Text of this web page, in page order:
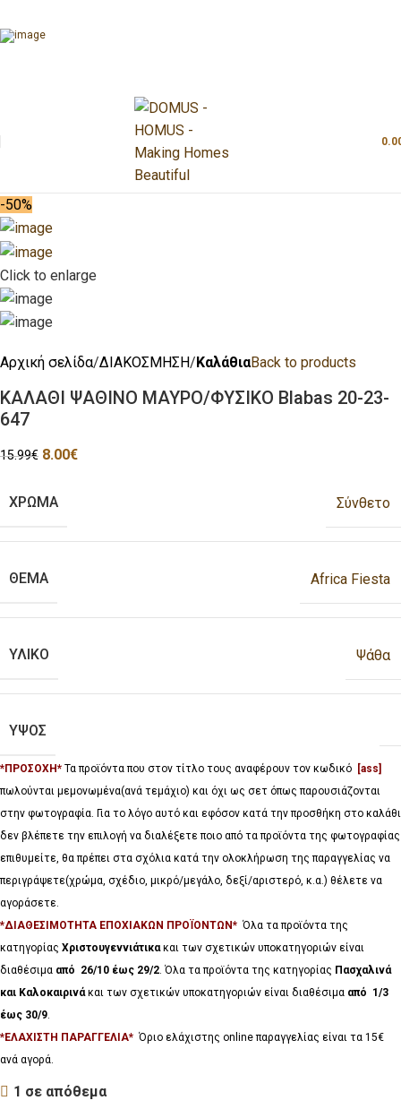
-50%
Click to enlarge
Αρχική σελίδα ΔΙΑΚΟΣΜΗΣΗ ΚαλάθιαBack to products
ΚΑΛΑΘΙ ΨΑΘΙΝΟ ΜΑΥΡΟ/ΦΥΣΙΚΟ Blabas 20-23-
647
15.99€ 8.00€
ΧΡΩΜΑ Σύνθετο
ΘΕΜΑ Africa Fiesta
ΥΛΙΚΟ Ψάθα
ΥΨΟΣ
*ΠΡΟΣΟΧΗ* Τα προϊόντα που στον τίτλο τους αναφέρουν τον κωδικό [ass]
πωλούνται μεμονωμένα(ανά τεμάχιο) και όχι ως σετ όπως παρουσιάζονται
στην φωτογραφία. Για το λόγο αυτό και εφόσον κατά την προσθήκη στο καλάθι
δεν βλέπετε την επιλογή να διαλέξετε ποιο από τα προϊόντα της φωτογραφίας
επιθυμείτε, θα πρέπει στα σχόλια κατά την ολοκλήρωση της παραγγελίας να
περιγράψετε(χρώμα, σχέδιο, μικρό/μεγάλο, δεξί/αριστερό, κ.α.) θέλετε να
αγοράσετε.
*ΔΙΑΘΕΣΙΜΟΤΗΤΑ ΕΠΟΧΙΑΚΩΝ ΠΡΟΪΟΝΤΩΝ* Όλα τα προϊόντα της
κατηγορίας Χριστουγεννιάτικακαι των σχετικών υποκατηγοριών είναι
διαθέσιμα από 26/10 έως 29/2. Όλα τα προϊόντα της κατηγορίας Πασχαλινά
και Καλοκαιρινάκαι των σχετικών υποκατηγοριών είναι διαθέσιμα από 1/3
έως 30/9.
*ΕΛΑΧΙΣΤΗ ΠΑΡΑΓΓΕΛΙΑ* Όριο ελάχιστης online παραγγελίας είναι τα 15€
ανά αγορά.
1 σε απόθεμα